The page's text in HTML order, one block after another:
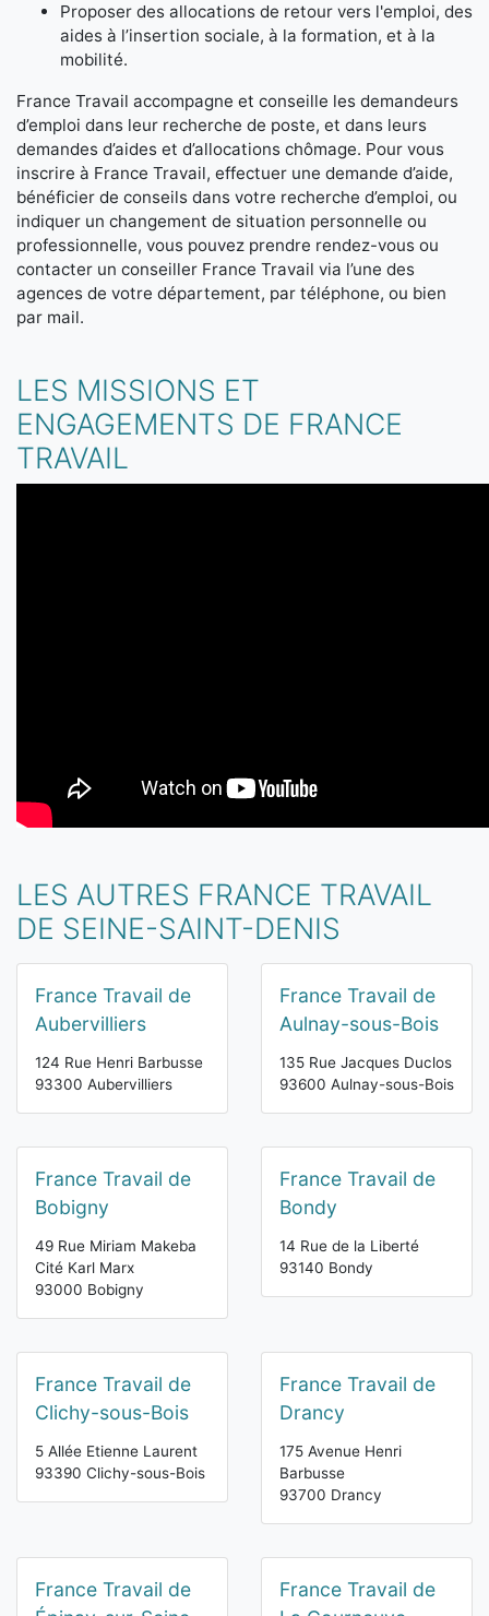
Proposer des allocations de retour vers l'emploi, des
aides à l’insertion sociale, à la formation, et à la
mobilité.
France Travail accompagne et conseille les demandeurs
d’emploi dans leur recherche de poste, et dans leurs
demandes d’aides et d’allocations chômage. Pour vous
inscrire à France Travail, effectuer une demande d’aide,
bénéficier de conseils dans votre recherche d’emploi, ou
indiquer un changement de situation personnelle ou
professionnelle, vous pouvez prendre rendez-vous ou
contacter un conseiller France Travail via l’une des
agences de votre département, par téléphone, ou bien
par mail.
LES MISSIONS ET
ENGAGEMENTS DE FRANCE
TRAVAIL
LES AUTRES FRANCE TRAVAIL
DE SEINE-SAINT-DENIS
France Travail de
Aubervilliers
124 Rue Henri Barbusse
93300 Aubervilliers
France Travail de
Aulnay-sous-Bois
135 Rue Jacques Duclos
93600 Aulnay-sous-Bois
France Travail de
Bobigny
49 Rue Miriam Makeba
Cité Karl Marx
93000 Bobigny
France Travail de
Bondy
14 Rue de la Liberté
93140 Bondy
France Travail de
Clichy-sous-Bois
5 Allée Etienne Laurent
93390 Clichy-sous-Bois
France Travail de
Drancy
175 Avenue Henri
Barbusse
93700 Drancy
France Travail de
France Travail de